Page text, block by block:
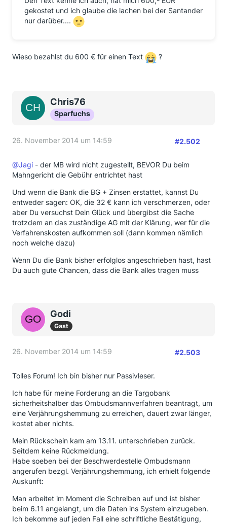
gekostet und ich glaube die lachen bei der Santander
nur darüber....
Wieso bezahlst du 600 € für einen Text ?
Chris76
Sparfuchs
26. November 2014 um 14:59 #2.502
@Jagi - der MB wird nicht zugestellt, BEVOR Du beim
Mahngericht die Gebühr entrichtet hast
Und wenn die Bank die BG + Zinsen erstattet, kannst Du
entweder sagen: OK, die 32 € kann ich verschmerzen, oder
aber Du versuchst Dein Glück und übergibst die Sache
trotzdem an das zuständige AG mit der Klärung, wer für die
Verfahrenskosten aufkommen soll (dann kommen nämlich
noch welche dazu)
Wenn Du die Bank bisher erfolglos angeschrieben hast, hast
Du auch gute Chancen, dass die Bank alles tragen muss
Godi
Gast
26. November 2014 um 14:59 #2.503
Tolles Forum! Ich bin bisher nur Passivleser.
Ich habe für meine Forderung an die Targobank
sicherheitshalber das Ombudsmannverfahren beantragt, um
eine Verjährungshemmung zu erreichen, dauert zwar länger,
kostet aber nichts.
Mein Rückschein kam am 13.11. unterschrieben zurück.
Seitdem keine Rückmeldung.
Habe soeben bei der Beschwerdestelle Ombudsmann
angerufen bezgl. Verjährungshemmung, ich erhielt folgende
Auskunft:
Man arbeitet im Moment die Schreiben auf und ist bisher
beim 6.11 angelangt, um die Daten ins System einzugeben.
Ich bekomme auf jeden Fall eine schriftliche Bestätigung,